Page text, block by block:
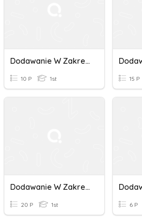
Dodawanie W Zakresie 1000
10 P 1st 15 P
Dodawanie W Zakresie 1000 -sprawdzam Siebie
20 P 1st 6 P